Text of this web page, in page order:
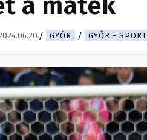
GYŐR GYŐR - SPORT